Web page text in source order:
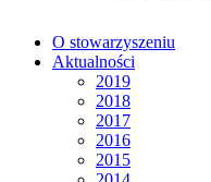
O stowarzyszeniu
Aktualności
2019
2018
2017
2016
2015